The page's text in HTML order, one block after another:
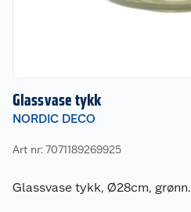
Glassvase tykk
NORDIC DECO
Art nr: 7071189269925
Glassvase tykk, Ø28cm, grønn.